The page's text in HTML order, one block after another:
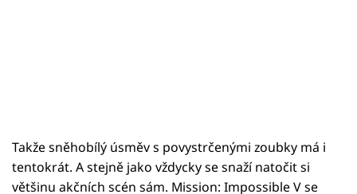
Takže sněhobílý úsměv s povystrčenými zoubky má i
tentokrát. A stejně jako vždycky se snaží natočit si
většinu akčních scén sám. Mission: Impossible V se